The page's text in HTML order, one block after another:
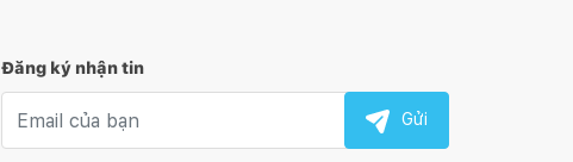
Đăng ký nhận tin
Gửi